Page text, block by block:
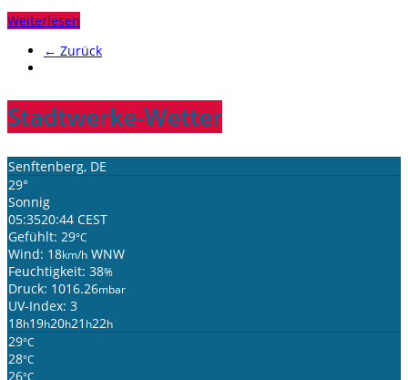
Weiterlesen
← Zurück
Stadtwerke-Wetter
Senftenberg, DE
29°
Sonnig
05:3520:44 CEST
Gefühlt: 29°C
Wind: 18km/h WNW
Feuchtigkeit: 38%
Druck: 1016.26mbar
UV-Index: 3
18h19h20h21 h22h
29°C
28°C
26°C